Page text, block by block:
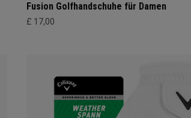
Fusion Golfhandschuhe für Damen
£ 17,00